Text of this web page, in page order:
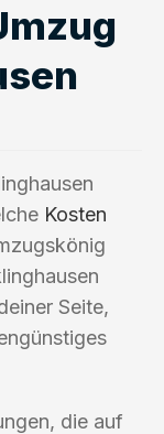
Kosten
Seite,
die auf